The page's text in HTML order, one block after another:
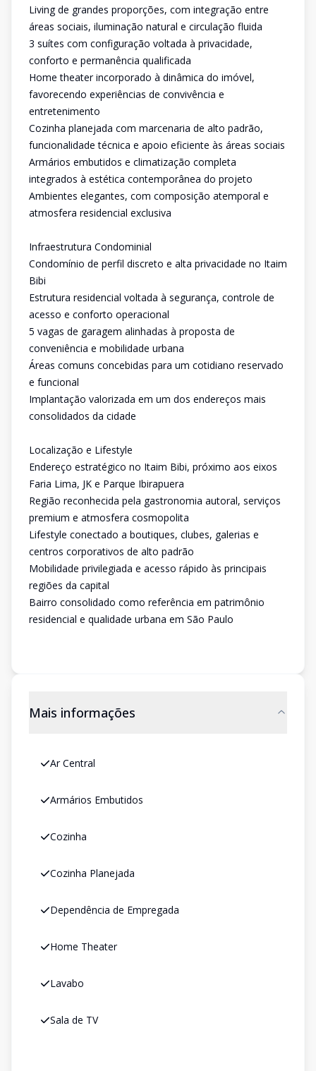
Living de grandes proporções, com integração entre
áreas sociais, iluminação natural e circulação fluida
3 suítes com configuração voltada à privacidade,
conforto e permanência qualificada
Home theater incorporado à dinâmica do imóvel,
favorecendo experiências de convivência e
entretenimento
Cozinha planejada com marcenaria de alto padrão,
funcionalidade técnica e apoio eficiente às áreas sociais
Armários embutidos e climatização completa
integrados à estética contemporânea do projeto
Ambientes elegantes, com composição atemporal e
atmosfera residencial exclusiva
Infraestrutura Condominial
Condomínio de perfil discreto e alta privacidade no Itaim
Bibi
Estrutura residencial voltada à segurança, controle de
acesso e conforto operacional
5 vagas de garagem alinhadas à proposta de
conveniência e mobilidade urbana
Áreas comuns concebidas para um cotidiano reservado
e funcional
Implantação valorizada em um dos endereços mais
consolidados da cidade
Localização e Lifestyle
Endereço estratégico no Itaim Bibi, próximo aos eixos
Faria Lima, JK e Parque Ibirapuera
Região reconhecida pela gastronomia autoral, serviços
premium e atmosfera cosmopolita
Lifestyle conectado a boutiques, clubes, galerias e
centros corporativos de alto padrão
Mobilidade privilegiada e acesso rápido às principais
regiões da capital
Bairro consolidado como referência em patrimônio
residencial e qualidade urbana em São Paulo
Mais informações
Ar Central
Armários Embutidos
Cozinha
Cozinha Planejada
Dependência de Empregada
Home Theater
Lavabo
Sala de TV